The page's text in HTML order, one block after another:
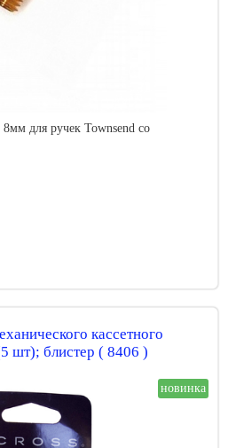
для ручек Townsend со
кассетного
шт); блистер ( 8406 )
новинка